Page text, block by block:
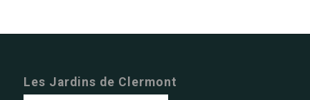
Les Jardins de Clermont